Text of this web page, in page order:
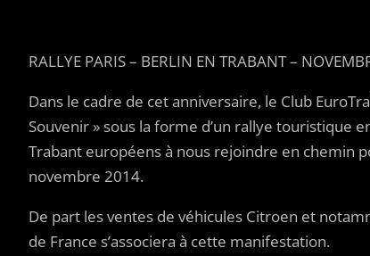
RALLYE PARIS – BERLIN EN TRABANT –
Dans le cadre de cet anniversaire, le Club
Souvenir » sous la forme d’un rallye touristique
Trabant européens à nous rejoindre en chemin
novembre 2014.
De part les ventes de véhicules Citroen et
de France s’associera à cette manifestation.